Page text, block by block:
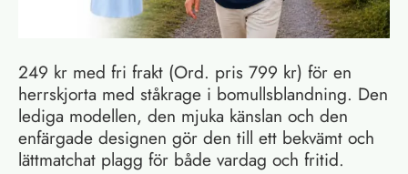
249 kr med fri frakt (Ord. pris 799 kr) för en
herrskjorta med ståkrage i bomullsblandning. Den
lediga modellen, den mjuka känslan och den
enfärgade designen gör den till ett bekvämt och
lättmatchat plagg för både vardag och fritid.